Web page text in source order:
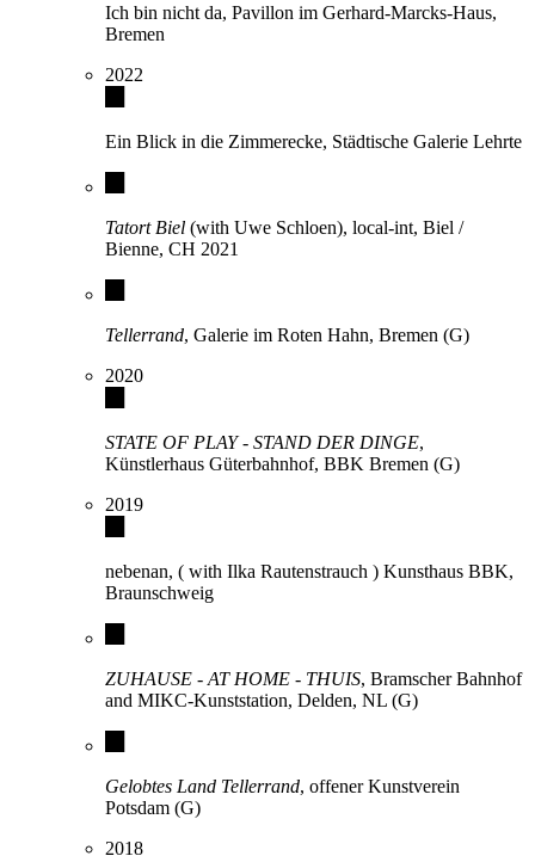
Ich bin nicht da, Pavillon im Gerhard-Marcks-Haus,
Bremen
2022
Ein Blick in die Zimmerecke, Städtische Galerie Lehrte
Tatort Biel (with Uwe Schloen), local-int, Biel /
Bienne, CH 2021
Tellerrand, Galerie im Roten Hahn, Bremen (G)
2020
STATE OF PLAY - STAND DER DINGE,
Künstlerhaus Güterbahnhof, BBK Bremen (G)
2019
nebenan, ( with Ilka Rautenstrauch ) Kunsthaus BBK,
Braunschweig
ZUHAUSE - AT HOME - THUIS, Bramscher Bahnhof
and MIKC-Kunststation, Delden, NL (G)
Gelobtes Land Tellerrand, offener Kunstverein
Potsdam (G)
2018